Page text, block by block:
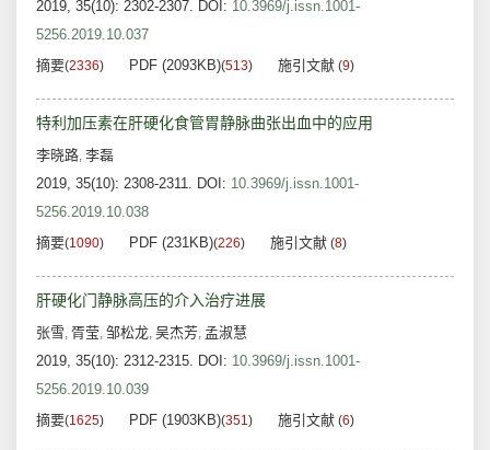
2019, 35(10): 2302-2307. DOI: 10.3969/j.issn.1001-
5256.2019.10.037
摘要(2336) PDF (2093KB)(513) 施引文献 (9)
特利加压素在肝硬化食管胃静脉曲张出血中的应用
李晓路, 李磊
2019, 35(10): 2308-2311. DOI: 10.3969/j.issn.1001-
5256.2019.10.038
摘要(1090) PDF (231KB)(226) 施引文献 (8)
肝硬化门静脉高压的介入治疗进展
张雪, 胥莹, 邹松龙, 吴杰芳, 孟淑慧
2019, 35(10): 2312-2315. DOI: 10.3969/j.issn.1001-
5256.2019.10.039
摘要(1625) PDF (1903KB)(351) 施引文献 (6)